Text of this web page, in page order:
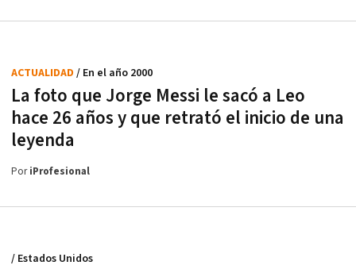
La foto que Jorge Messi le sacó a Leo
hace 26 años y que retrató el inicio de una
leyenda
ACTUALIDAD / En el año 2000
PoriProfesional
/ Estados Unidos